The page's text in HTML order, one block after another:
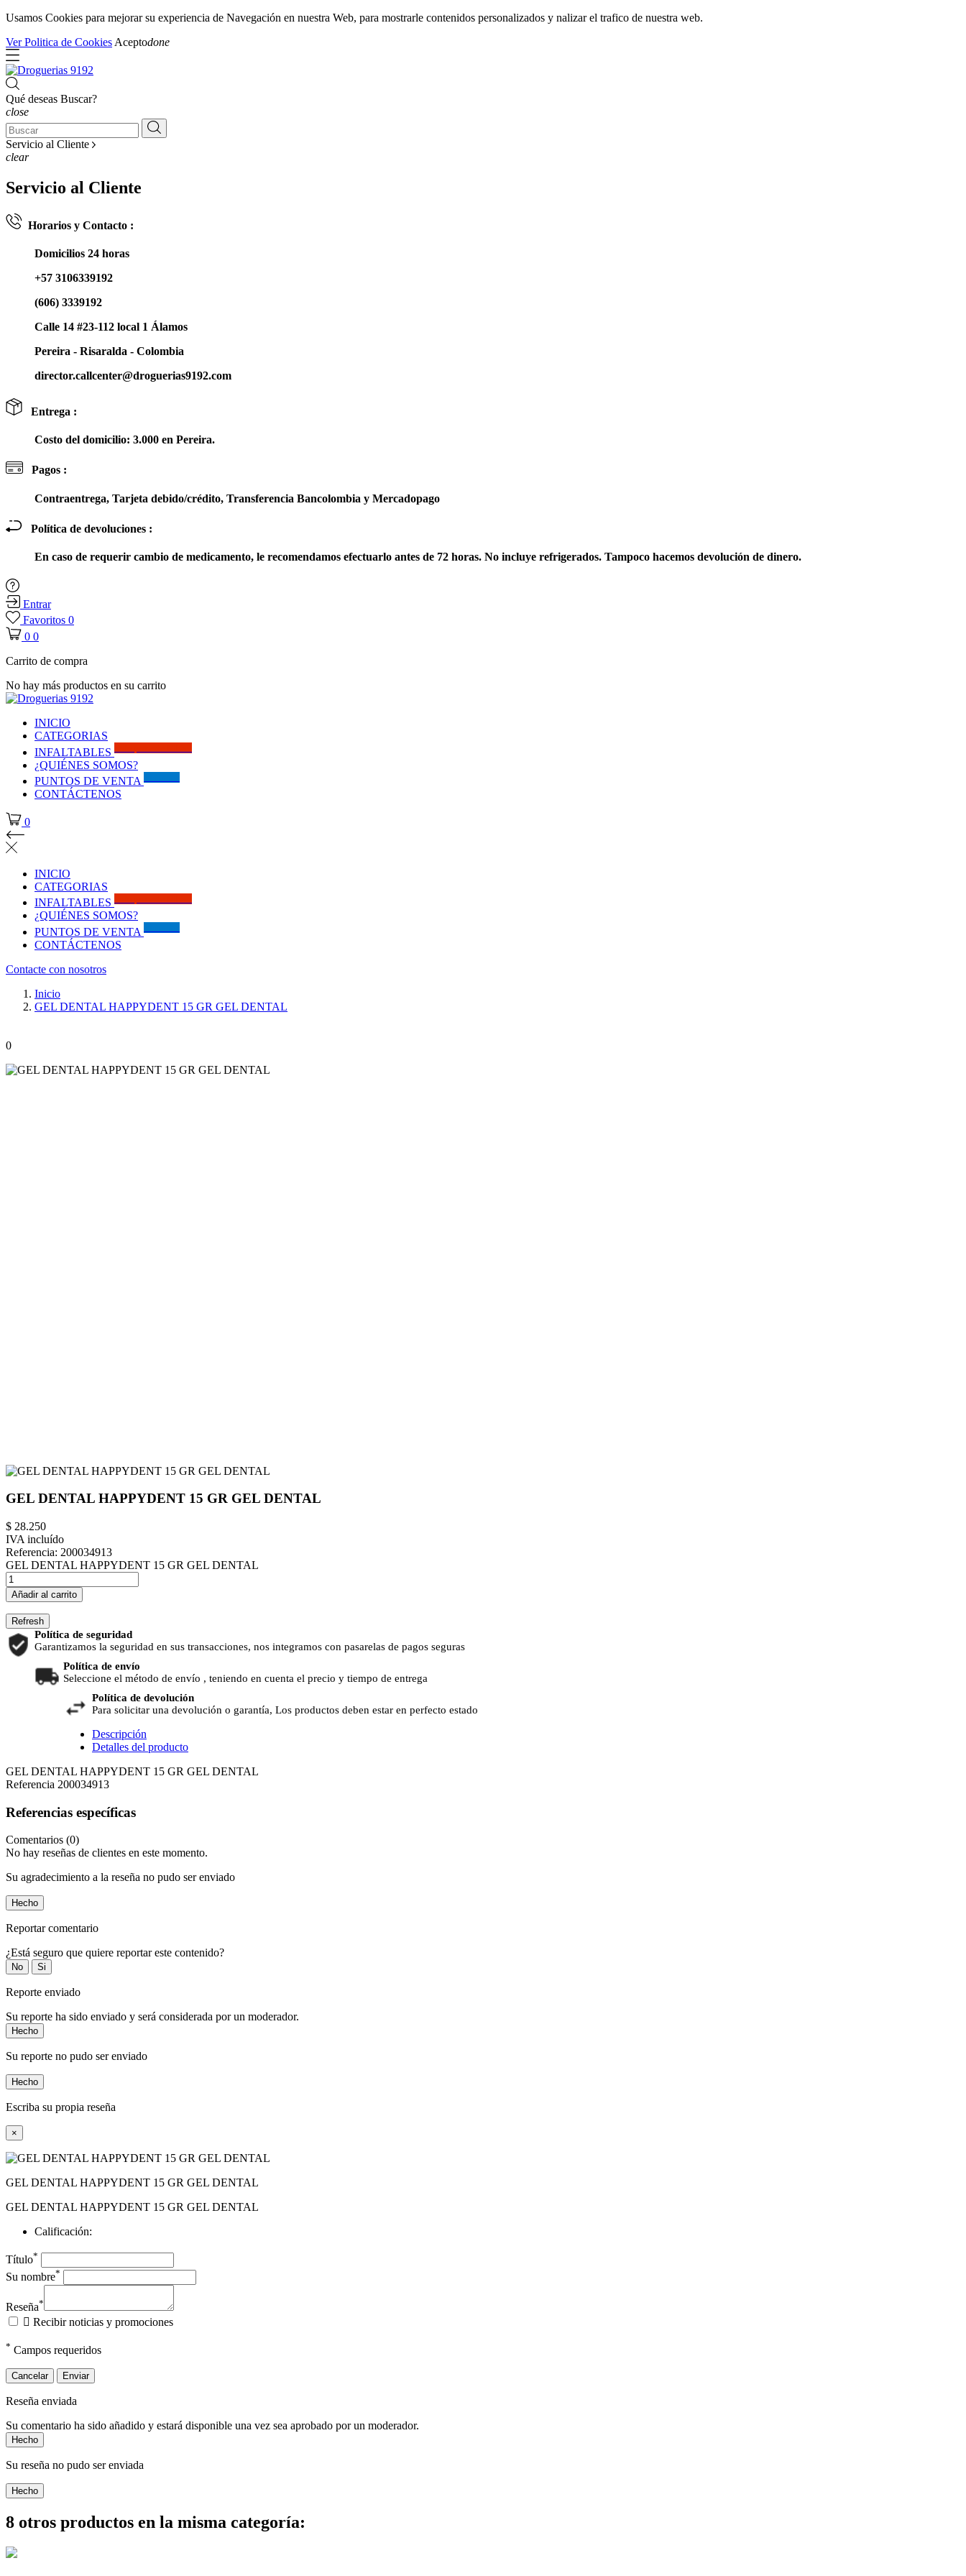
Usamos Cookies para mejorar su experiencia de Navegación en nuestra Web, para mostrarle contenidos personalizados y nalizar el trafico de nuestra web.
Ver Politica de Cookies Aceptodone
Qué deseas Buscar?
close
Servicio al Cliente
clear
Servicio al Cliente
Horarios y Contacto :
Domicilios 24 horas
+57 3106339192
(606) 3339192
Calle 14 #23-112 local 1 Álamos
Pereira - Risaralda - Colombia
director.callcenter@droguerias9192.com
Entrega :
Costo del domicilio: 3.000 en Pereira.
Pagos :
Contraentrega, Tarjeta debido/crédito, Transferencia Bancolombia y Mercadopago
Política de devoluciones :
En caso de requerir cambio de medicamento, le recomendamos efectuarlo antes de 72 horas. No incluye refrigerados. Tampoco hacemos devolución de dinero.
Entrar
Favoritos 0
0 0
Carrito de compra
No hay más productos en su carrito
INICIO
CATEGORIAS
INFALTABLES
¿QUIÉNES SOMOS?
PUNTOS DE VENTA
CONTÁCTENOS
0
INICIO
CATEGORIAS
INFALTABLES
¿QUIÉNES SOMOS?
PUNTOS DE VENTA
CONTÁCTENOS
Contacte con nosotros
Inicio
GEL DENTAL HAPPYDENT 15 GR GEL DENTAL
0
GEL DENTAL HAPPYDENT 15 GR GEL DENTAL
$ 28.250
IVA incluído
Referencia: 200034913
GEL DENTAL HAPPYDENT 15 GR GEL DENTAL
Añadir al carrito
Política de seguridad
Garantizamos la seguridad en sus transacciones, nos integramos con pasarelas de pagos seguras
Política de envío
Seleccione el método de envío , teniendo en cuenta el precio y tiempo de entrega
Política de devolución
Para solicitar una devolución o garantía, Los productos deben estar en perfecto estado
Descripción
Detalles del producto
GEL DENTAL HAPPYDENT 15 GR GEL DENTAL
Referencia 200034913
Referencias específicas
Comentarios (0)
No hay reseñas de clientes en este momento.
Su agradecimiento a la reseña no pudo ser enviado
Hecho
Reportar comentario
¿Está seguro que quiere reportar este contenido?
No Si
Reporte enviado
Su reporte ha sido enviado y será considerada por un moderador.
Hecho
Su reporte no pudo ser enviado
Hecho
Escriba su propia reseña
×
GEL DENTAL HAPPYDENT 15 GR GEL DENTAL
GEL DENTAL HAPPYDENT 15 GR GEL DENTAL
Calificación:
Título*
Su nombre*
Reseña*
 Recibir noticias y promociones
* Campos requeridos
Cancelar Enviar
Reseña enviada
Su comentario ha sido añadido y estará disponible una vez sea aprobado por un moderador.
Hecho
Su reseña no pudo ser enviada
Hecho
8 otros productos en la misma categoría: